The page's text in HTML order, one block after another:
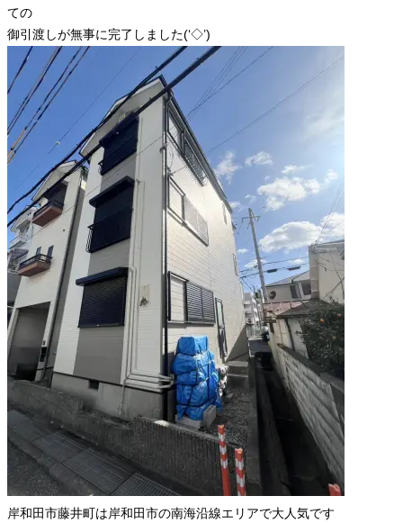
ての
御引渡しが無事に完了しました(‘◇’)ゞ
岸和田市藤井町は岸和田市の南海沿線エリアで大人気です